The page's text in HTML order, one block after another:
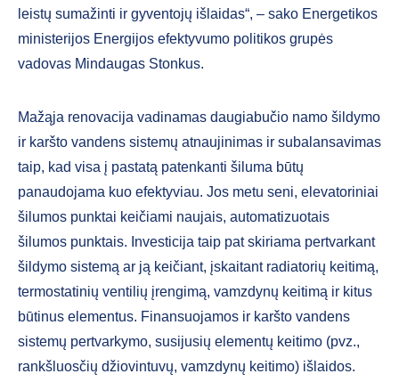
leistų sumažinti ir gyventojų išlaidas“, – sako Energetikos
ministerijos Energijos efektyvumo politikos grupės
vadovas Mindaugas Stonkus.
Mažąja renovacija vadinamas daugiabučio namo šildymo
ir karšto vandens sistemų atnaujinimas ir subalansavimas
taip, kad visa į pastatą patenkanti šiluma būtų
panaudojama kuo efektyviau. Jos metu seni, elevatoriniai
šilumos punktai keičiami naujais, automatizuotais
šilumos punktais. Investicija taip pat skiriama pertvarkant
šildymo sistemą ar ją keičiant, įskaitant radiatorių keitimą,
termostatinių ventilių įrengimą, vamzdynų keitimą ir kitus
būtinus elementus. Finansuojamos ir karšto vandens
sistemų pertvarkymo, susijusių elementų keitimo (pvz.,
rankšluosčių džiovintuvų, vamzdynų keitimo) išlaidos.